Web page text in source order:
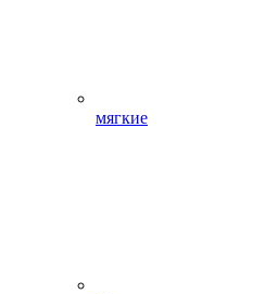
мягкие